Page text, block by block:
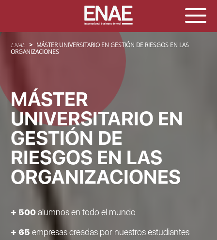
Sobrescribir enlaces de ayuda a la navegación
ENAE
MÁSTER UNIVERSITARIO EN GESTIÓN DE RIESGOS EN LAS
ORGANIZACIONES
MÁSTER
UNIVERSITARIO EN
GESTIÓN DE
RIESGOS EN LAS
ORGANIZACIONES
+ 500alumnos en todo el mundo
+ 65empresas creadas por nuestros estudiantes